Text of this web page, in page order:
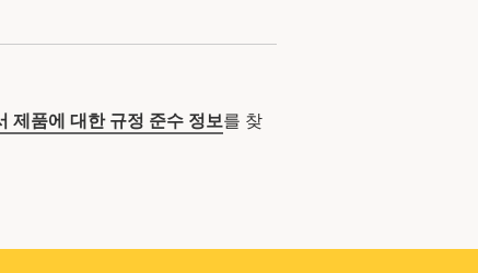
제품에 대한 규정 준수 정보를 찾